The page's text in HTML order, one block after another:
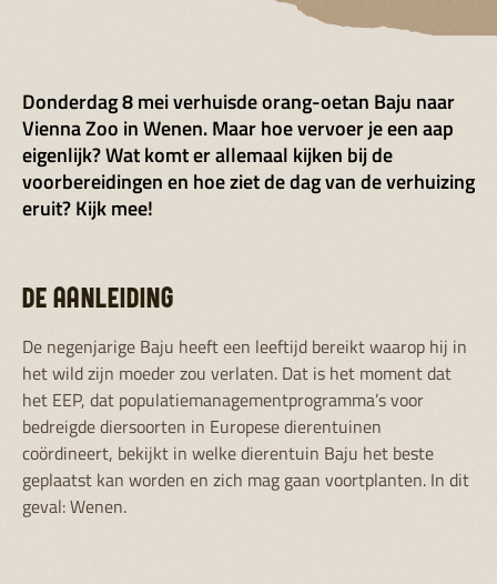
Donderdag 8 mei verhuisde orang-oetan Baju naar
Vienna Zoo in Wenen. Maar hoe vervoer je een aap
eigenlijk? Wat komt er allemaal kijken bij de
voorbereidingen en hoe ziet de dag van de verhuizing
eruit? Kijk mee!
DE AANLEIDING
De negenjarige Baju heeft een leeftijd bereikt waarop hij in
het wild zijn moeder zou verlaten. Dat is het moment dat
het EEP, dat populatiemanagementprogramma’s voor
bedreigde diersoorten in Europese dierentuinen
coördineert, bekijkt in welke dierentuin Baju het beste
geplaatst kan worden en zich mag gaan voortplanten. In dit
geval: Wenen.